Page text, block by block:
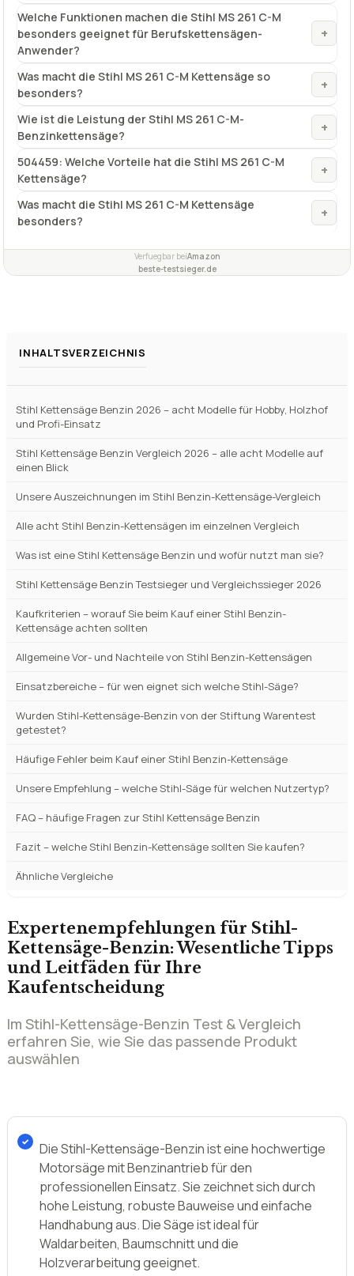
Welche Funktionen machen die Stihl MS 261 C-M
besonders geeignet für Berufskettensägen-
Anwender?
+
Was macht die Stihl MS 261 C-M Kettensäge so
besonders?
+
Wie ist die Leistung der Stihl MS 261 C-M-
Benzinkettensäge?
+
504459: Welche Vorteile hat die Stihl MS 261 C-M
Kettensäge?
+
Was macht die Stihl MS 261 C-M Kettensäge
besonders?
+
Verfuegbar beiAmazon
beste-testsieger.de
Expertenempfehlungen für Stihl-
Kettensäge-Benzin: Wesentliche Tipps
und Leitfäden für Ihre
Kaufentscheidung
Im Stihl-Kettensäge-Benzin Test & Vergleich
erfahren Sie, wie Sie das passende Produkt
auswählen
Die Stihl-Kettensäge-Benzin ist eine hochwertige
Motorsäge mit Benzinantrieb für den
professionellen Einsatz. Sie zeichnet sich durch
hohe Leistung, robuste Bauweise und einfache
Handhabung aus. Die Säge ist ideal für
Waldarbeiten, Baumschnitt und die
Holzverarbeitung geeignet.
INHALTSVERZEICHNIS
Stihl Kettensäge Benzin 2026 – acht Modelle für Hobby, Holzhof
und Profi-Einsatz
Stihl Kettensäge Benzin Vergleich 2026 – alle acht Modelle auf
einen Blick
Unsere Auszeichnungen im Stihl Benzin-Kettensäge-Vergleich
Alle acht Stihl Benzin-Kettensägen im einzelnen Vergleich
Was ist eine Stihl Kettensäge Benzin und wofür nutzt man sie?
Stihl Kettensäge Benzin Testsieger und Vergleichssieger 2026
Kaufkriterien – worauf Sie beim Kauf einer Stihl Benzin-
Kettensäge achten sollten
Allgemeine Vor- und Nachteile von Stihl Benzin-Kettensägen
Einsatzbereiche – für wen eignet sich welche Stihl-Säge?
Wurden Stihl-Kettensäge-Benzin von der Stiftung Warentest
getestet?
Häufige Fehler beim Kauf einer Stihl Benzin-Kettensäge
Unsere Empfehlung – welche Stihl-Säge für welchen Nutzertyp?
FAQ – häufige Fragen zur Stihl Kettensäge Benzin
Fazit – welche Stihl Benzin-Kettensäge sollten Sie kaufen?
Ähnliche Vergleiche